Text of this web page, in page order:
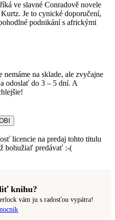
ve slavné Conradově novele
Je to cynické doporučení,
podnikání s africkými
nemáme na sklade, ale zvyčajne
odoslať do 3 – 5 dní. A
licencie na predaj tohto titulu
bohužiaľ predávať :-(
knihu?
vám ju s radosťou vypátra!